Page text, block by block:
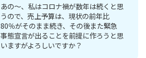
あの～、私はコロナ禍が数年は続くと思
うので、売上予算は、現状の前年比
80％がそのまま続き、その後また緊急
事態宣言が出ることを前提に作ろうと思
いますがよろしいですか？